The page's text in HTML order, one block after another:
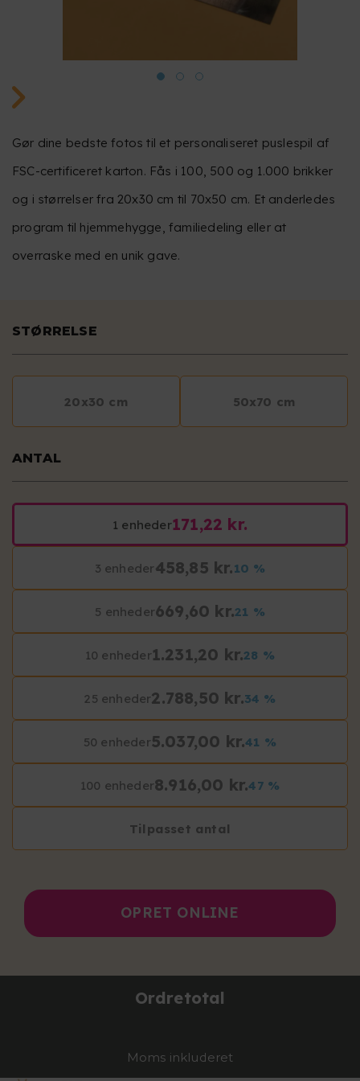
Gør dine bedste fotos til et personaliseret puslespil af
FSC-certificeret karton. Fås i 100, 500 og 1.000 brikker
og i størrelser fra 20x30 cm til 70x50 cm. Et anderledes
program til hjemmehygge, familiedeling eller at
overraske med en unik gave.
STØRRELSE
20x30 cm 50x70 cm
ANTAL
1 enheder171,22 kr.
3 enheder458,85 kr.10 %
5 enheder669,60 kr.21 %
10 enheder1.231,20 kr.28 %
25 enheder2.788,50 kr.34 %
50 enheder5.037,00 kr.41 %
100 enheder8.916,00 kr.47 %
Tilpasset antal
OPRET ONLINE
Ordretotal
Moms inkluderet